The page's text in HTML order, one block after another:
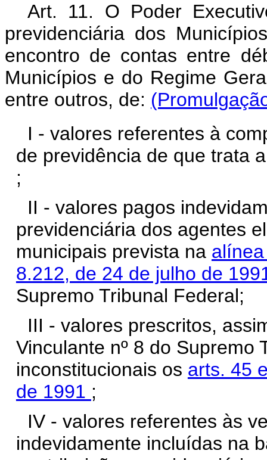
Art. 11. O Poder
previdenciária dos
encontro de contas entre
Municípios e do Regime
entre outros, de:
I - valores referentes à
de previdência de que trata
;
II - valores pagos
previdenciária dos agentes
municipais prevista na
8.212, de 24 de julho de
Supremo Tribunal Federal;
III - valores prescritos,
Vinculante nº 8 do Supremo
inconstitucionais os arts. 45
de 1991 ;
IV - valores referentes às
indevidamente incluídas na